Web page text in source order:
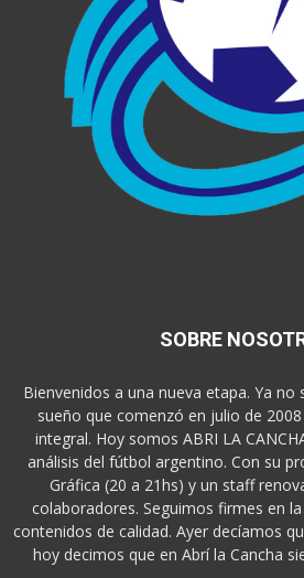
SOBRE
Bienvenidos a una nueva etapa. Ya no
sueño que comenzó en julio de
integral. Hoy somos ABRI LA
análisis del fútbol argentino. Con su
Gráfica (20 a 21hs) y un staff
colaboradores. Seguimos firmes en
contenidos de calidad. Ayer decíamos
hoy decimos que en Abrí la Cancha